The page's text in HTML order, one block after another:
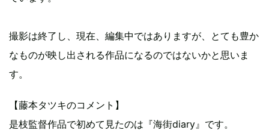
撮影は終了し、現在、編集中ではありますが、とても豊か
なものが映し出される作品になるのではないかと思いま
す。
【藤本タツキのコメント】
是枝監督作品で初めて見たのは『海街diary』です。